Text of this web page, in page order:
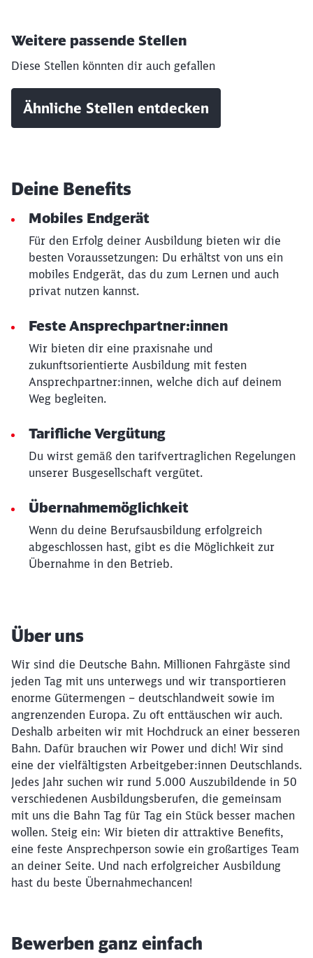
Weitere passende Stellen
Diese Stellen könnten dir auch gefallen
Ähnliche Stellen entdecken
Deine Benefits
Mobiles Endgerät
Für den Erfolg deiner Ausbildung bieten wir die
besten Voraussetzungen: Du erhältst von uns ein
mobiles Endgerät, das du zum Lernen und auch
privat nutzen kannst.
Feste Ansprechpartner:innen
Wir bieten dir eine praxisnahe und
zukunftsorientierte Ausbildung mit festen
Ansprechpartner:innen, welche dich auf deinem
Weg begleiten.
Tarifliche Vergütung
Du wirst gemäß den tarifvertraglichen Regelungen
unserer Busgesellschaft vergütet.
Übernahmemöglichkeit
Wenn du deine Berufsausbildung erfolgreich
abgeschlossen hast, gibt es die Möglichkeit zur
Übernahme in den Betrieb.
Über uns
Wir sind die Deutsche Bahn. Millionen Fahrgäste sind
jeden Tag mit uns unterwegs und wir transportieren
enorme Gütermengen – deutschlandweit sowie im
angrenzenden Europa. Zu oft enttäuschen wir auch.
Deshalb arbeiten wir mit Hochdruck an einer besseren
Bahn. Dafür brauchen wir Power und dich! Wir sind
eine der vielfältigsten Arbeitgeber:innen Deutschlands.
Jedes Jahr suchen wir rund 5.000 Auszubildende in 50
verschiedenen Ausbildungsberufen, die gemeinsam
mit uns die Bahn Tag für Tag ein Stück besser machen
wollen. Steig ein: Wir bieten dir attraktive Benefits,
eine feste Ansprechperson sowie ein großartiges Team
an deiner Seite. Und nach erfolgreicher Ausbildung
hast du beste Übernahmechancen!
Bewerben ganz einfach
Abbrechen